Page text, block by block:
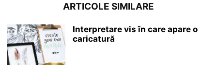
ARTICOLE SIMILARE
Interpretare vis în care apare o
caricatură